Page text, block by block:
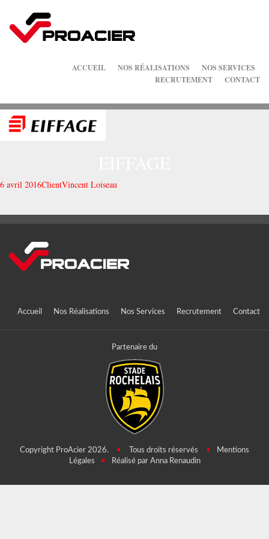
ACCUEIL NOS RÉALISATIONS
NOS SERVICES
RECRUTEMENT
CONTACT
6 avril 2016ClientVincent Loiseau
Accueil Nos Réalisations Nos Services Recrutement Contact
Partenaire du
Copyright ProAcier 2026. • Tous droits réservés •
Mentions
Légales
• Réalisé par Anna Renaudin